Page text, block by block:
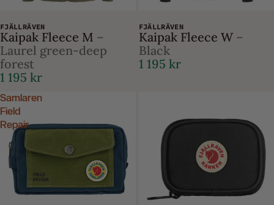
FJÄLLRÄVEN
Kaipak Fleece M –
Laurel green-deep
forest
1 195 kr
FJÄLLRÄVEN
Kaipak Fleece W –
Black
1 195 kr
Samlaren
Field
Repair